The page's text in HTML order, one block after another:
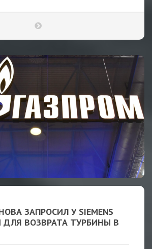
ЗАПРОСИЛ У SIEMENS
ВОЗВРАТА ТУРБИНЫ В